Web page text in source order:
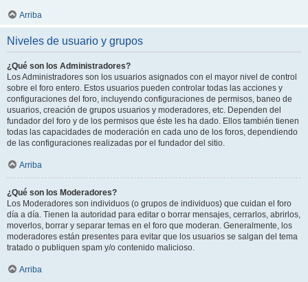
Arriba
Niveles de usuario y grupos
¿Qué son los Administradores?
Los Administradores son los usuarios asignados con el mayor nivel de control
sobre el foro entero. Estos usuarios pueden controlar todas las acciones y
configuraciones del foro, incluyendo configuraciones de permisos, baneo de
usuarios, creación de grupos usuarios y moderadores, etc. Dependen del
fundador del foro y de los permisos que éste les ha dado. Ellos también tienen
todas las capacidades de moderación en cada uno de los foros, dependiendo
de las configuraciones realizadas por el fundador del sitio.
Arriba
¿Qué son los Moderadores?
Los Moderadores son individuos (o grupos de individuos) que cuidan el foro
día a día. Tienen la autoridad para editar o borrar mensajes, cerrarlos, abrirlos,
moverlos, borrar y separar temas en el foro que moderan. Generalmente, los
moderadores están presentes para evitar que los usuarios se salgan del tema
tratado o publiquen spam y/o contenido malicioso.
Arriba